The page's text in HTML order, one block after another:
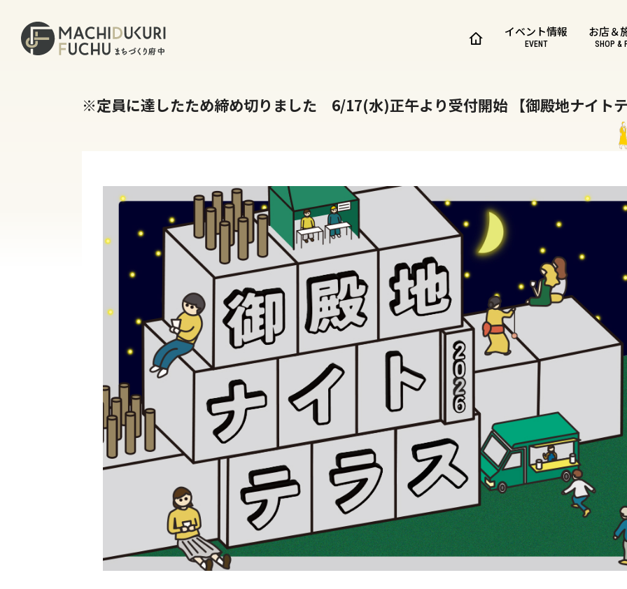
イベント情報
EVENT
お店＆
SHOP &
※定員に達したため締め切りました 6/17(水)正午より受付開始 【御殿地ナイトテ